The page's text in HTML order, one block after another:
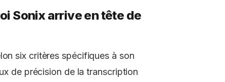
Sonix arrive en tête de
six critères spécifiques à son
de précision de la transcription